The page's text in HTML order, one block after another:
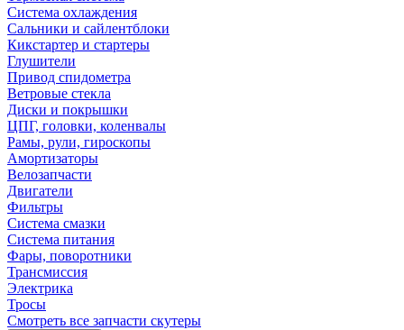
Система охлаждения
Сальники и сайлентблоки
Кикстартер и стартеры
Глушители
Привод спидометра
Ветровые стекла
Диски и покрышки
ЦПГ, головки, коленвалы
Рамы, рули, гироскопы
Амортизаторы
Велозапчасти
Двигатели
Фильтры
Система смазки
Система питания
Фары, поворотники
Трансмиссия
Электрика
Тросы
Смотреть все запчасти скутеры